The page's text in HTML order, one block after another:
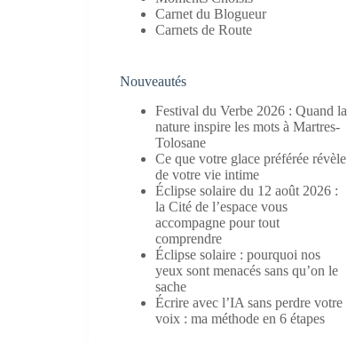
Carnet du Blogueur
Carnets de Route
Nouveautés
Festival du Verbe 2026 : Quand la
nature inspire les mots à Martres-
Tolosane
Ce que votre glace préférée révèle
de votre vie intime
Éclipse solaire du 12 août 2026 :
la Cité de l’espace vous
accompagne pour tout
comprendre
Éclipse solaire : pourquoi nos
yeux sont menacés sans qu’on le
sache
Écrire avec l’IA sans perdre votre
voix : ma méthode en 6 étapes